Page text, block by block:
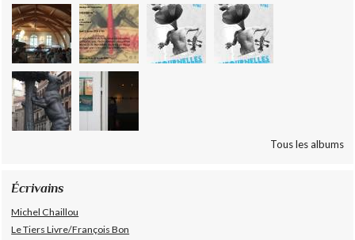
Tous les albums
Écrivains
Michel Chaillou
Le Tiers Livre/François Bon